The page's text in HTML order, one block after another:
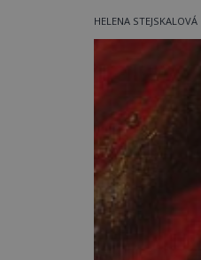
HELENA STEJSKALOVÁ